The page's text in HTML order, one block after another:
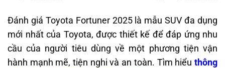
Đánh giá Toyota Fortuner 2025 là mẫu SUV đa dụng
mới nhất của Toyota, được thiết kế để đáp ứng nhu
cầu của người tiêu dùng về một phương tiện vận
hành mạnh mẽ, tiện nghi và an toàn. Tìm hiểu thông